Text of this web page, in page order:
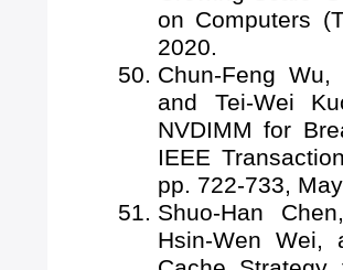
on Computers
2020.
Chun-Feng Wu,
and Tei-Wei
NVDIMM for
IEEE
pp. 722-733,
Shuo-Han
Hsin-Wen Wei,